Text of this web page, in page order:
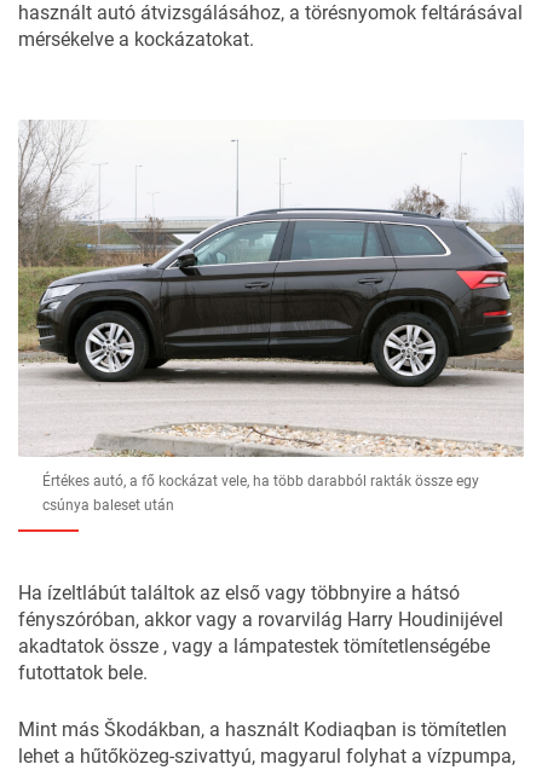
használt autó átvizsgálásához, a törésnyomok feltárásával
mérsékelve a kockázatokat.
Értékes autó, a fő kockázat vele, ha több darabból rakták össze egy
csúnya baleset után
Ha ízeltlábút találtok az első vagy többnyire a hátsó
fényszóróban, akkor vagy a rovarvilág Harry Houdinijével
akadtatok össze , vagy a lámpatestek tömítetlenségébe
futottatok bele.
Mint más Škodákban, a használt Kodiaqban is tömítetlen
lehet a hűtőközeg-szivattyú, magyarul folyhat a vízpumpa,